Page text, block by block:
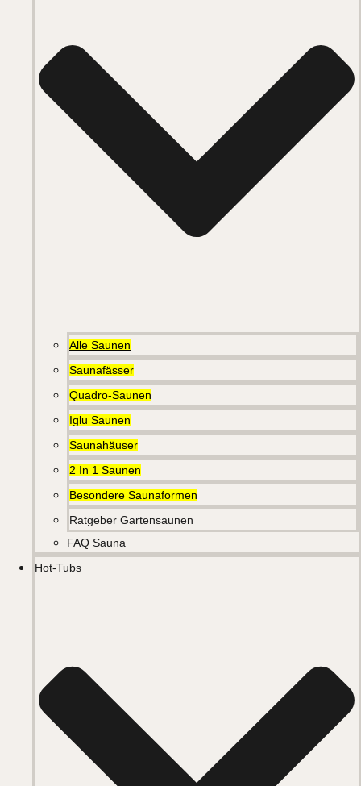
Alle Saunen
Saunafässer
Quadro-Saunen
Iglu Saunen
Saunahäuser
2 In 1 Saunen
Besondere Saunaformen
Ratgeber Gartensaunen
FAQ Sauna
Hot-Tubs